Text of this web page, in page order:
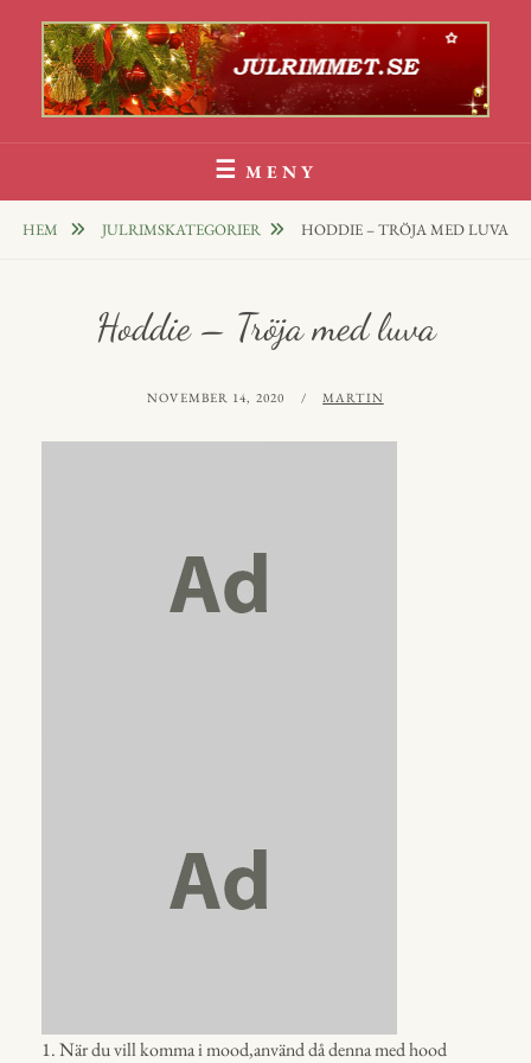
innehåll
Julrim Och Julklappsrim
MENY
HEM JULRIMSKATEGORIER HODDIE – TRÖJA MED LUVA
Hoddie – Tröja med luva
PUBLICERAT
NOVEMBER 14, 2020 AV
MARTIN
1. När du vill komma i mood,använd då denna med hood